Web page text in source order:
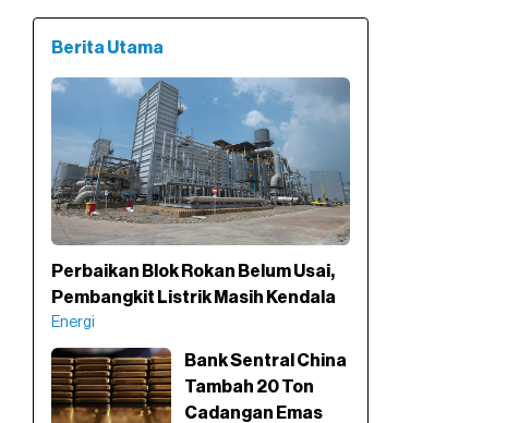
Berita Utama
Perbaikan Blok Rokan Belum Usai,
Pembangkit Listrik Masih Kendala
Energi
Bank Sentral China
Tambah 20 Ton
Cadangan Emas